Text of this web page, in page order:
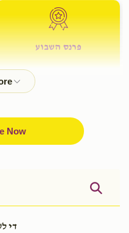
פרנס השבוע
Now
"די